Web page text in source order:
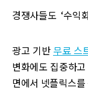
경쟁사들도 ‘수익
광고 기반 무료 스
변화에도 집중하
면에서 넷플릭스